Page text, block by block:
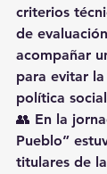
criterios
de evaluación
acompañar
para evitar
política social
👥 En la
Pueblo”
titulares de